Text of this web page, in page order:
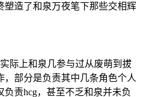
塑造了和泉万夜笔下那些交相辉
际上和泉几参与过从废萌到拔
部分是负责其中几条角色个人
责hcg，甚至不乏和泉并未负